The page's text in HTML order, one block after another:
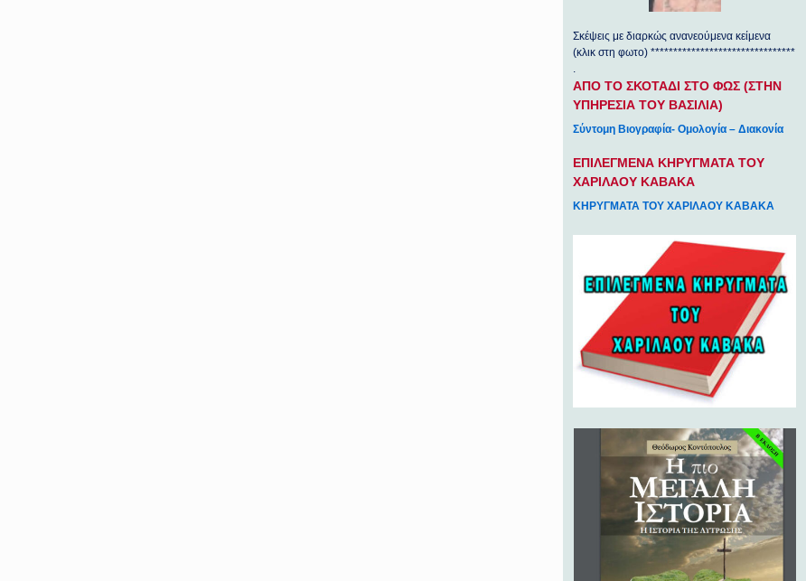
Σκέψεις με διαρκώς ανανεούμενα κείμενα
(κλικ στη φωτο) ********************************
.
ΑΠΟ ΤΟ ΣΚΟΤΑΔΙ ΣΤΟ ΦΩΣ (ΣΤΗΝ
ΥΠΗΡΕΣΙΑ ΤΟΥ ΒΑΣΙΛΙΑ)
Σύντομη Βιογραφία- Ομολογία – Διακονία
ΕΠΙΛΕΓΜΕΝΑ ΚΗΡΥΓΜΑΤΑ ΤΟΥ
ΧΑΡΙΛΑΟΥ ΚΑΒΑΚΑ
ΚΗΡΥΓΜΑΤΑ ΤΟΥ ΧΑΡΙΛΑΟΥ ΚΑΒΑΚΑ